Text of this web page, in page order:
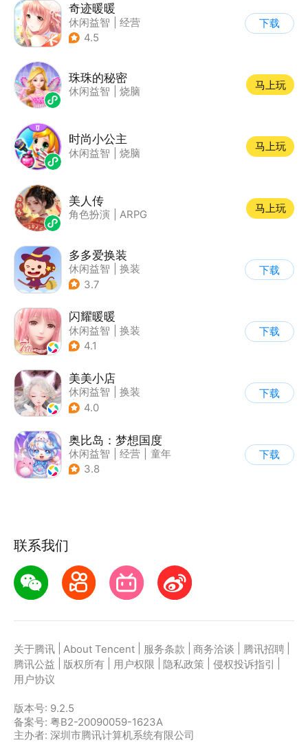
奇迹暖暖
休闲益智
经营
| 美少女
4.5
下载
珠珠的秘密
休闲益智 烧脑
马上玩
时尚小公主
休闲益智 烧脑
马上玩
美人传
角色扮演 ARPG
马上玩
多多爱换装
休闲益智
换装
| 儿童游戏
3.7
下载
闪耀暖暖
休闲益智
换装
| 美少女
4.1
下载
美美小店
休闲益智
换装
| 女性向
4.0
下载
奥比岛：梦想国度
休闲益智 经营
童年
| 萌系
3.8
下载
联系我们
关于腾讯 About Tencent 服务条款 商务洽谈 腾讯招聘
腾讯公益
版权所有 用户权限 隐私政策 侵权投诉指引
用户协议
版本号: 9.2.5
备案号: 粤B2-20090059-1623A
主办者: 深圳市腾讯计算机系统有限公司